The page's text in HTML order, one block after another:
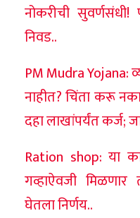
नोकरीची सुवर्णसंधी!
निवड..
PM Mudra
नाहीत? चिंता करू
दहा लाखांपर्यंत कर्ज;
Ration shop: या
गव्हाऐवजी मिळणार
घेतला निर्णय..